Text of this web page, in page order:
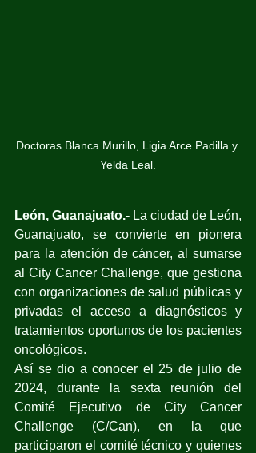
Doctoras Blanca Murillo, Ligia Arce Padilla y
Yelda Leal.
León, Guanajuato.- La ciudad de León,
Guanajuato, se convierte en pionera
para la atención de cáncer, al sumarse
al City Cancer Challenge, que gestiona
con organizaciones de salud públicas y
privadas el acceso a diagnósticos y
tratamientos oportunos de los pacientes
oncológicos.
Así se dio a conocer el 25 de julio de
2024, durante la sexta reunión del
Comité Ejecutivo de City Cancer
Challenge (C/Can), en la que
participaron el comité técnico y quienes